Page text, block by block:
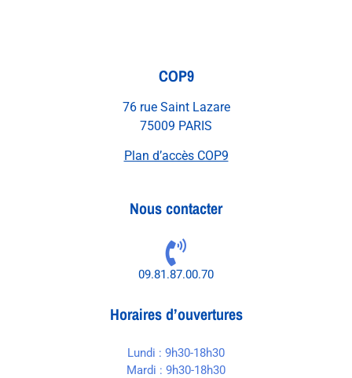
COP9
76 rue Saint Lazare
75009 PARIS
Plan d’accès COP9
Nous contacter
09.81.87.00.70
Horaires d’ouvertures
Lundi : 9h30-18h30
Mardi : 9h30-18h30